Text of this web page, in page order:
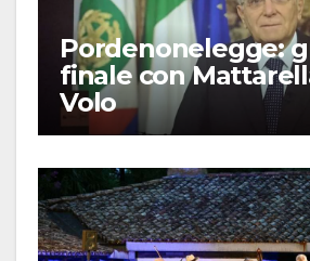
Pordenonelegge:
finale con
Volo